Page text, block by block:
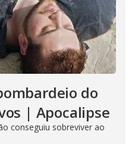
do
| Apocalipse
conseguiu sobreviver ao